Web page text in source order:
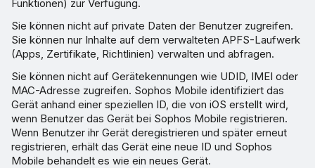
Funktionen) zur Verfügung.
Sie können nicht auf private Daten der Benutzer zugreifen.
Sie können nur Inhalte auf dem verwalteten APFS-Laufwerk
(Apps, Zertifikate, Richtlinien) verwalten und abfragen.
Sie können nicht auf Gerätekennungen wie UDID, IMEI oder
MAC-Adresse zugreifen. Sophos Mobile identifiziert das
Gerät anhand einer speziellen ID, die von iOS erstellt wird,
wenn Benutzer das Gerät bei Sophos Mobile registrieren.
Wenn Benutzer ihr Gerät deregistrieren und später erneut
registrieren, erhält das Gerät eine neue ID und Sophos
Mobile behandelt es wie ein neues Gerät.